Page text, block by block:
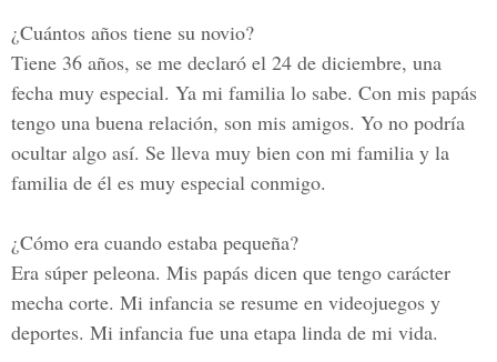
¿Cuántos años tiene su novio?
Tiene 36 años, se me declaró el 24 de diciembre, una
fecha muy especial. Ya mi familia lo sabe. Con mis papás
tengo una buena relación, son mis amigos. Yo no podría
ocultar algo así. Se lleva muy bien con mi familia y la
familia de él es muy especial conmigo.
¿Cómo era cuando estaba pequeña?
Era súper peleona. Mis papás dicen que tengo carácter
mecha corte. Mi infancia se resume en videojuegos y
deportes. Mi infancia fue una etapa linda de mi vida.